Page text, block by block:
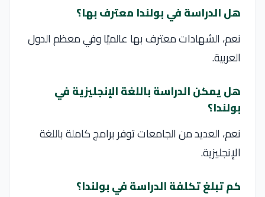
هل الدراسة في بولندا معترف بها؟
نعم، الشهادات معترف بها عالميًا وفي معظم الدول
العربية.
هل يمكن الدراسة باللغة الإنجليزية في
بولندا؟
نعم، العديد من الجامعات توفر برامج كاملة باللغة
الإنجليزية.
كم تبلغ تكلفة الدراسة في بولندا؟